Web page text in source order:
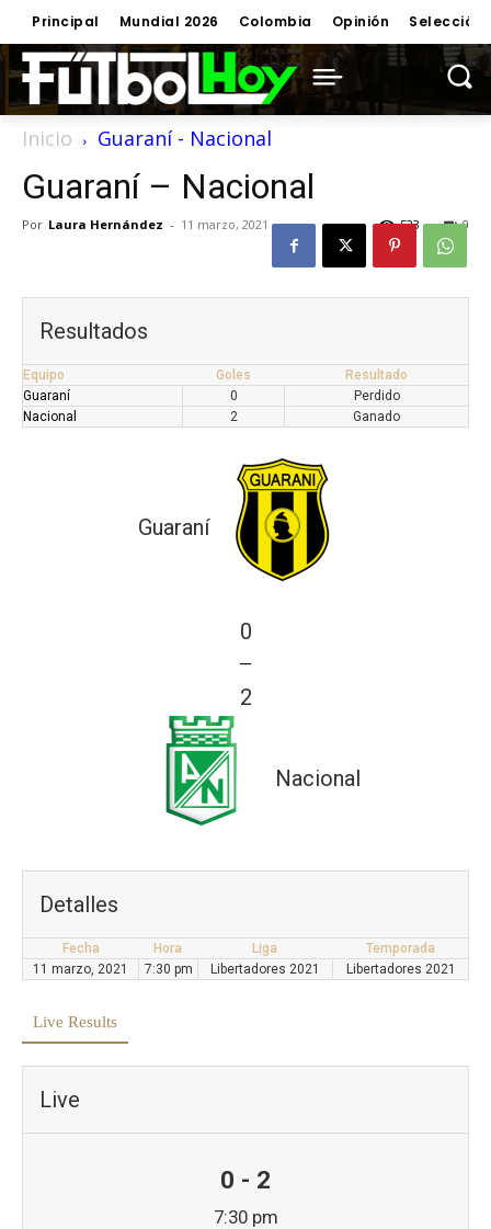
Principal Mundial 2026 Colombia Opinión Selección
Inicio Guaraní - Nacional
Guaraní – Nacional
Por Laura Hernández - 11 marzo, 2021 0
523
Resultados
Equipo Goles
Resultado
Guaraní
0
Perdido
Nacional
2 Ganado
Guaraní
0
—
2
Nacional
Detalles
Fecha Hora Liga
Temporada
11 marzo, 2021
7:30 pm Libertadores 2021 Libertadores 2021
Live Results
Live
0 - 2
7:30 pm